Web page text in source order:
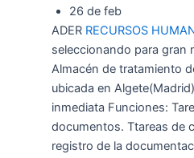
26 de feb
ADER RECURSOS
seleccionando para gran
Almacén de tratamiento
ubicada en
inmediata Funciones:
documentos. Ttareas de
registro de la